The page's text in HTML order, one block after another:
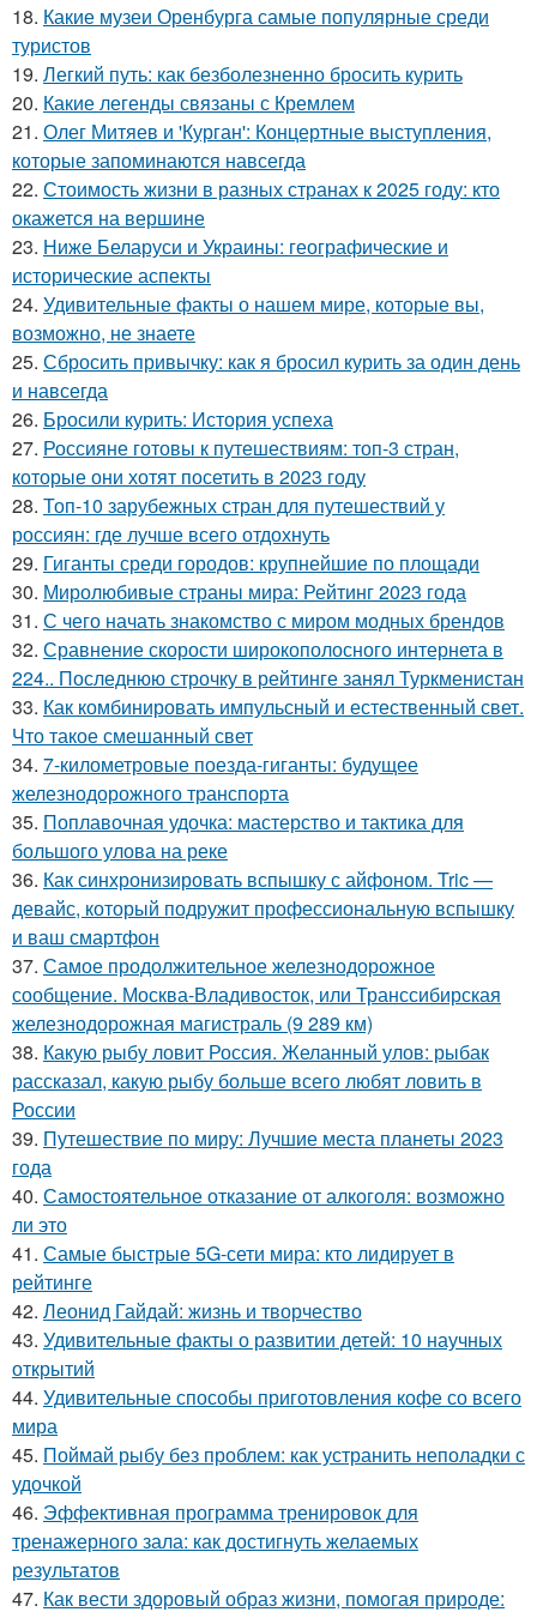
18. Какие музеи Оренбурга самые популярные среди
туристов
19. Легкий путь: как безболезненно бросить курить
20. Какие легенды связаны с Кремлем
21. Олег Митяев и 'Курган': Концертные выступления,
которые запоминаются навсегда
22. Стоимость жизни в разных странах к 2025 году: кто
окажется на вершине
23. Ниже Беларуси и Украины: географические и
исторические аспекты
24. Удивительные факты о нашем мире, которые вы,
возможно, не знаете
25. Сбросить привычку: как я бросил курить за один день
и навсегда
26. Бросили курить: История успеха
27. Россияне готовы к путешествиям: топ-3 стран,
которые они хотят посетить в 2023 году
28. Топ-10 зарубежных стран для путешествий у
россиян: где лучше всего отдохнуть
29. Гиганты среди городов: крупнейшие по площади
30. Миролюбивые страны мира: Рейтинг 2023 года
31. С чего начать знакомство с миром модных брендов
32. Сравнение скорости широкополосного интернета в
224.. Последнюю строчку в рейтинге занял Туркменистан
33. Как комбинировать импульсный и естественный свет.
Что такое смешанный свет
34. 7-километровые поезда-гиганты: будущее
железнодорожного транспорта
35. Поплавочная удочка: мастерство и тактика для
большого улова на реке
36. Как синхронизировать вспышку с айфоном. Tric —
девайс, который подружит профессиональную вспышку
и ваш смартфон
37. Самое продолжительное железнодорожное
сообщение. Москва-Владивосток, или Транссибирская
железнодорожная магистраль (9 289 км)
38. Какую рыбу ловит Россия. Желанный улов: рыбак
рассказал, какую рыбу больше всего любят ловить в
России
39. Путешествие по миру: Лучшие места планеты 2023
года
40. Самостоятельное отказание от алкоголя: возможно
ли это
41. Самые быстрые 5G-сети мира: кто лидирует в
рейтинге
42. Леонид Гайдай: жизнь и творчество
43. Удивительные факты о развитии детей: 10 научных
открытий
44. Удивительные способы приготовления кофе со всего
мира
45. Поймай рыбу без проблем: как устранить неполадки с
удочкой
46. Эффективная программа тренировок для
тренажерного зала: как достигнуть желаемых
результатов
47. Как вести здоровый образ жизни, помогая природе: